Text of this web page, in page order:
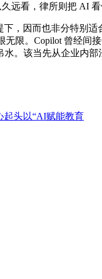
看，律所则把 AI
因而也非分特别适
限。Copilot 曾经间
。该当先从企业内
起头以“AI赋能教育